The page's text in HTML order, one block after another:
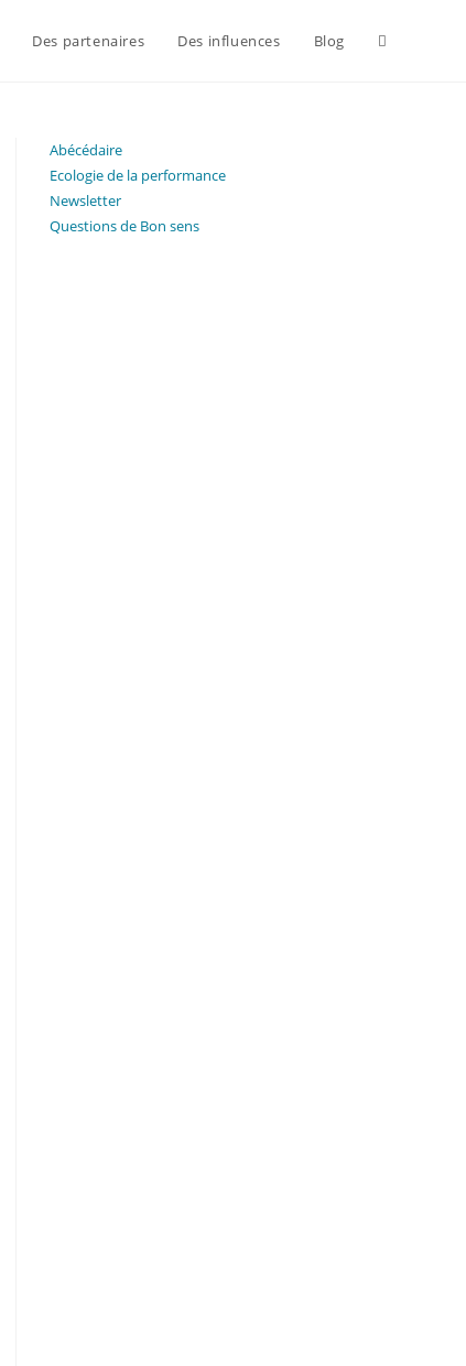
Des partenaires Des influences Blog
Abécédaire
Ecologie de la performance
Newsletter
Questions de Bon sens